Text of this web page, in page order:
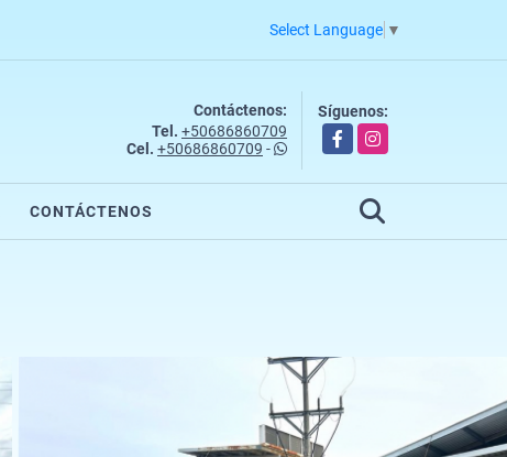
Select Language ▼
Contáctenos:
Tel. +50686860709
Cel. +50686860709 -
Síguenos:
FacebookInstagram
CONTÁCTENOS